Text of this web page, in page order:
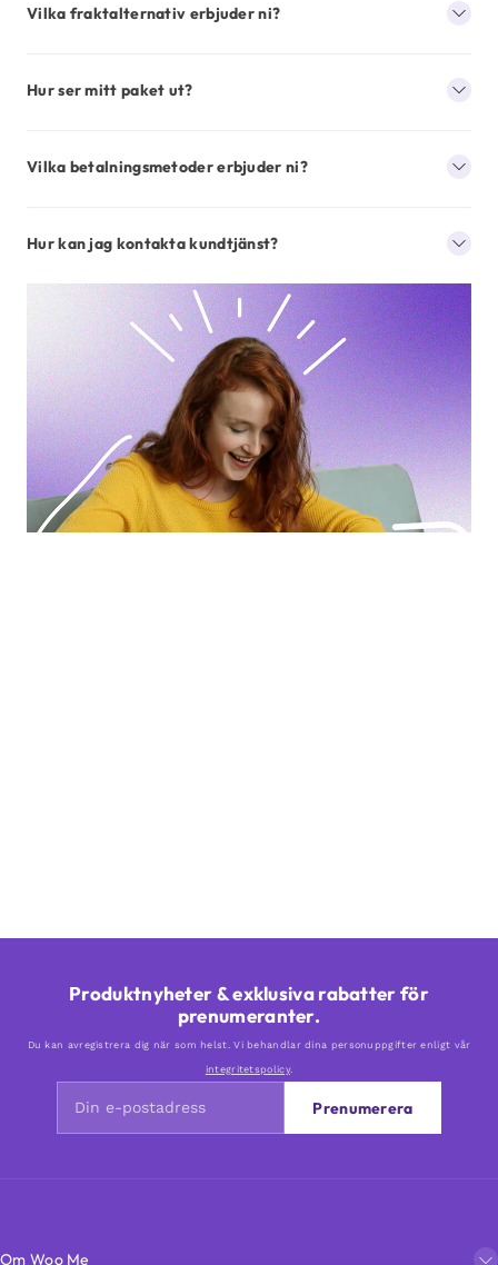
Vilka fraktalternativ erbjuder ni?
Hur ser mitt paket ut?
Vilka betalningsmetoder erbjuder ni?
Hur kan jag kontakta kundtjänst?
Produktnyheter & exklusiva rabatter för
prenumeranter.
Du kan avregistrera dig när som helst. Vi behandlar dina personuppgifter enligt vår
integritetspolicy.
Prenumerera
Om Woo Me